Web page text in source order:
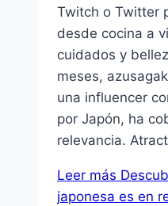
Twitch o Twitter
desde cocina a
cuidados y
meses,
una influencer
por Japón, ha
relevancia.
Leer más
japonesa es en